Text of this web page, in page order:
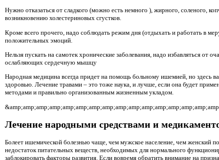
Нужно отказаться от сладкого (можно есть немного ), жирного, соленого,
возникновению холестериновых сгустков.
Кроме всего прочего, надо соблюдать режим дня (отдыхать и работать в
положительных эмоций.
Нельзя пускать на самотек хронические заболевания, надо избавляться от
ослабляющих сердечную мышцу
Народная медицина всегда придет на помощь больному ишемией, но здесь
здоровью. Лечение травами – это тоже наука, и лучше, если она будет
методами и правильно организованным жизненным укладом.
Лечение народными средствами и
Болеет ишемической болезнью чаще, чем мужское население, чем женский
недостаток питательных веществ, необходимых для нормального
заблокировать факторы развития. Если вовремя обратить внимание на